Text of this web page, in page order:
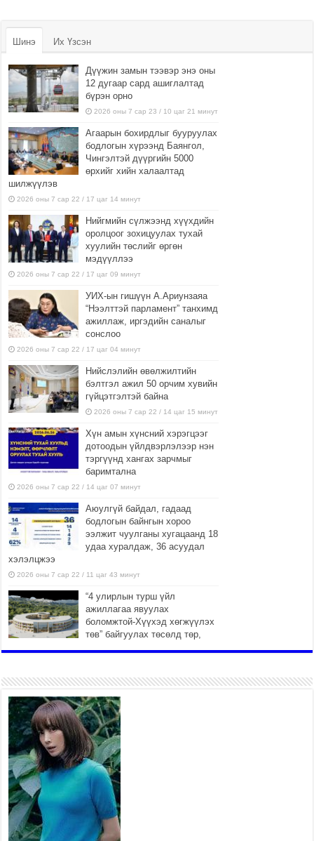
Шинэ Их Үзсэн
Дүүжин замын тээвэр энэ оны
12 дугаар сард ашиглалтад
бүрэн орно
2026 оны 7 сар 23 / 10 цаг 21 минут
Агаарын бохирдлыг бууруулах
бодлогын хүрээнд Баянгол,
Чингэлтэй дүүргийн 5000
өрхийг хийн халаалтад
шилжүүлэв
2026 оны 7 сар 22 / 17 цаг 14 минут
Нийгмийн сүлжээнд хүүхдийн
оролцоог зохицуулах тухай
хуулийн төслийг өргөн
мэдүүллээ
2026 оны 7 сар 22 / 17 цаг 09 минут
УИХ-ын гишүүн А.Ариунзаяа
“Нээлттэй парламент” танхимд
ажиллаж, иргэдийн саналыг
сонслоо
2026 оны 7 сар 22 / 17 цаг 04 минут
Нийслэлийн өвөлжилтийн
бэлтгэл ажил 50 орчим хувийн
гүйцэтгэлтэй байна
2026 оны 7 сар 22 / 14 цаг 15 минут
Хүн амын хүнсний хэрэгцээг
дотоодын үйлдвэрлэлээр нэн
тэргүүнд хангах зарчмыг
баримтална
2026 оны 7 сар 22 / 14 цаг 07 минут
Аюулгүй байдал, гадаад
бодлогын байнгын хороо
ээлжит чуулганы хугацаанд 18
удаа хуралдаж, 36 асуудал
хэлэлцжээ
2026 оны 7 сар 22 / 11 цаг 43 минут
“4 улирлын турш үйл
ажиллагаа явуулах
боломжтой-Хүүхэд хөгжүүлэх
төв” байгуулах төсөлд төр,
Б.Пүрэвдагва: “Урт цагаан”-ыг
залуучууд чөлөөт цагаа
өнгөрүүлдэг, жуулчид зорьж
ирдэг цэг болгоно
2026 оны 7 сар 21 / 16 цаг 47 минут
Тусгай замын автобус /BRT/
төслийн удирдах хорооны
ээлжит хуралдаан боллоо
2026 оны 7 сар 21 / 16 цаг 43 минут
Ерөнхий сайд Н.Учрал БНХАУ-аас Монгол Улсад